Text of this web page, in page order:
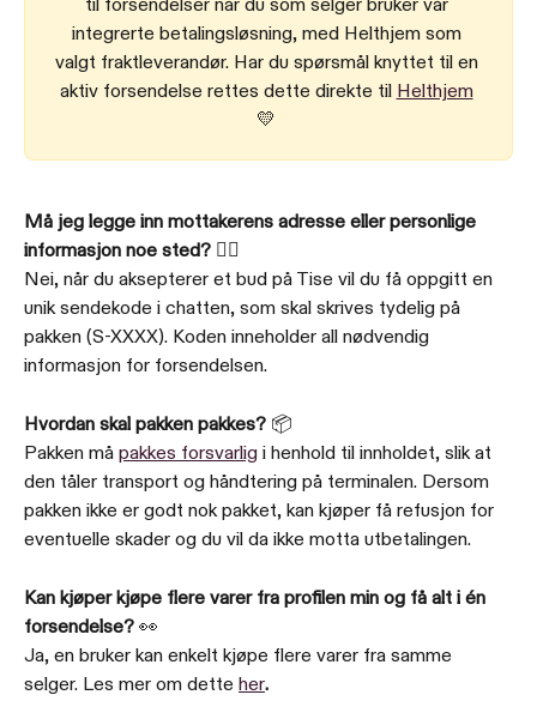
til forsendelser når du som selger bruker vår
integrerte betalingsløsning, med Helthjem som
valgt fraktleverandør. Har du spørsmål knyttet til en
aktiv forsendelse rettes dette direkte til Helthjem
💛
Må jeg legge inn mottakerens adresse eller personlige
informasjon noe sted? ✍🏼
Nei, når du aksepterer et bud på Tise vil du få oppgitt en
unik sendekode i chatten, som skal skrives tydelig på
pakken (S-XXXX). Koden inneholder all nødvendig
informasjon for forsendelsen.
Hvordan skal pakken pakkes? 📦
Pakken må pakkes forsvarlig i henhold til innholdet, slik at
den tåler transport og håndtering på terminalen. Dersom
pakken ikke er godt nok pakket, kan kjøper få refusjon for
eventuelle skader og du vil da ikke motta utbetalingen.
Kan kjøper kjøpe flere varer fra profilen min og få alt i én
forsendelse? 👀
Ja, en bruker kan enkelt kjøpe flere varer fra samme
selger. Les mer om dette her.